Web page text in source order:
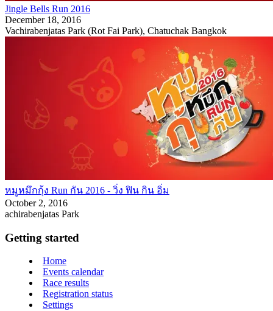
Jingle Bells Run 2016
December 18, 2016
Vachirabenjatas Park (Rot Fai Park), Chatuchak Bangkok
หมูหมึกกุ้ง Run กัน 2016 - วิ่ง ฟิน กิน อิ่ม
October 2, 2016
achirabenjatas Park
Getting started
Home
Events calendar
Race results
Registration status
Settings